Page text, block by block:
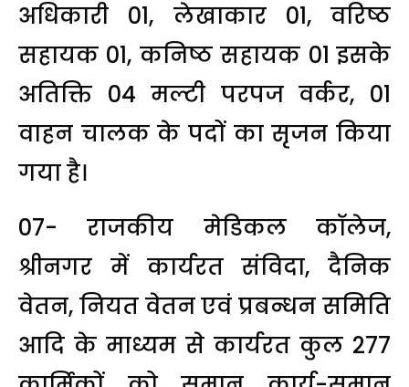
अधिकारी 01, लेखाकार 01, वरिष्ठ
सहायक 01, कनिष्ठ सहायक 01 इसके
अतिक्ति 04 मल्टी परपज वर्कर, 01
वाहन चालक के पदों का सृजन किया
गया है।
07- राजकीय मेडिकल कॉलेज,
श्रीनगर में कार्यरत संविदा, दैनिक
वेतन, नियत वेतन एवं प्रबन्धन समिति
आदि के माध्यम से कार्यरत कुल 277